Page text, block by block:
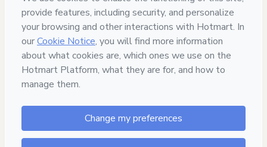
independiente para asuntos jurídicos, médicos, financieros,
comerciales, espirituales u otros según sea el caso y que
nuestros servicios, productos e información transmitidos, sirven
única y exclusivamente con carácter educacional, haciéndose así
usted, totalmente responsable de su bienestar en toda índole.
Sabe que tiene 7 días para solicitar una devolución por garantía,
pero al hacerlo; perderá los beneficios y accesos. Reconoce
productos, infoproductos o servicios, lo hace en plena
posesión de sus facultades mentales, físicas y espirituales,
consciente y voluntariamente, además acepta estar de acuerdo